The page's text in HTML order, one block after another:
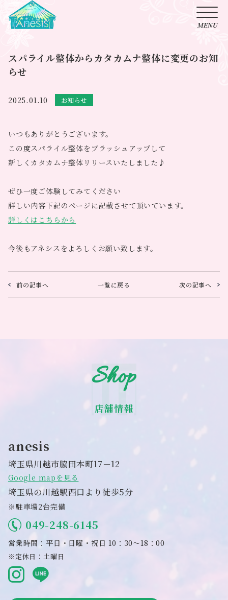
スパライル整体からカタカムナ整体に変更のお知
らせ
2025.01.10 お知らせ
いつもありがとうございます。
この度スパライル整体をブラッシュアップして
新しくカタカムナ整体リリースいたしました♪
ぜひ一度ご体験してみてください
詳しい内容下記のページに記載させて頂いています。
詳しくはこちらから
今後もアネシスをよろしくお願い致します。
前の記事へ 一覧に戻る 次の記事へ
Shop
店舗情報
anesis
埼玉県川越市脇田本町17－12
Google mapを見る
埼玉県の川越駅西口より徒歩5分
※駐車場2台完備
049-248-6145
営業時間：平日・日曜・祝日 10：30～18：00
※定休日：土曜日